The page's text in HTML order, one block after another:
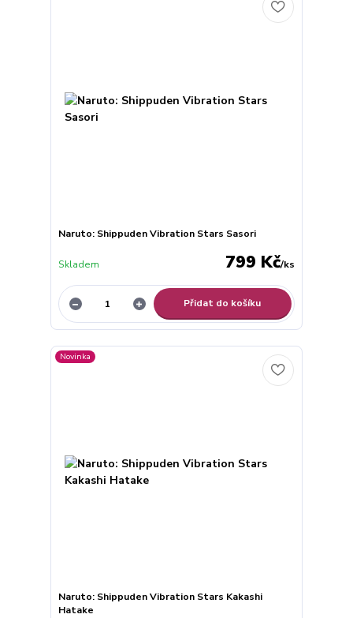
Naruto: Shippuden Vibration Stars Sasori
799 Kč/ks
Skladem
Přidat do košíku
Novinka
Naruto: Shippuden Vibration Stars Kakashi
Hatake